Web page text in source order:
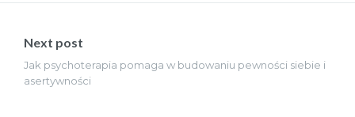
Next post
Jak psychoterapia pomaga w budowaniu pewności siebie i
asertywności